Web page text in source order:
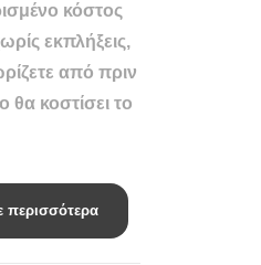
κόστος
εκπλήξεις,
από πριν
κοστίσει το
περισσότερα